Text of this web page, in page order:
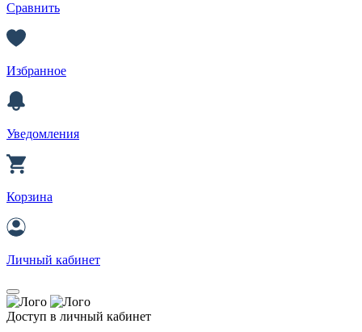
Сравнить
Избранное
Уведомления
Корзина
Личный кабинет
Доступ в личный кабинет